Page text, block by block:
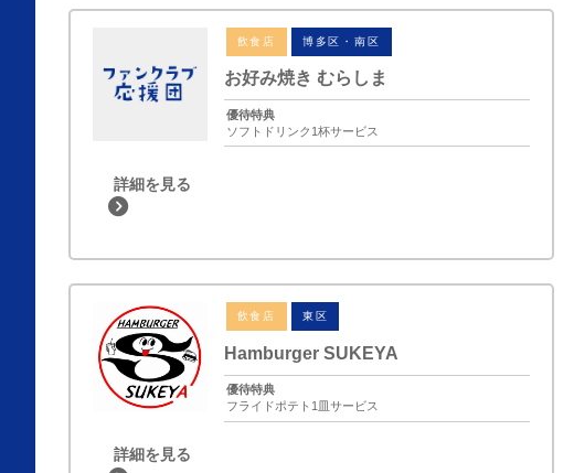
飲食店 博多区・南区
お好み焼き むらしま
優待特典
ソフトドリンク1杯サービス
詳細を見る
飲食店 東区
Hamburger SUKEYA
優待特典
フライドポテト1皿サービス
詳細を見る